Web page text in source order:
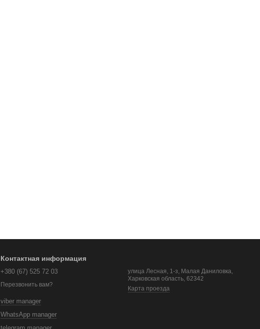
Контактная информация
+380 (67) 525 72 03
Перезвонить вам?
viber manager
WhatsApp manager
улица Лесная, 1-з, Малая Даниловка,
Харковская область, 62342
Карта проезда